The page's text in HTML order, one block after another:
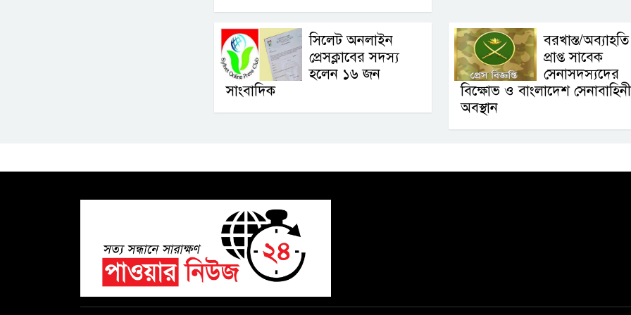
সিলেট অনলাইন
প্রেসক্লাবের সদস্য
হলেন ১৬ জন
সাংবাদিক
বরখাস্ত/অব্যাহতি
প্রাপ্ত সাবেক
সেনাসদস্যদের
বিক্ষোভ ও বাংলাদেশ
অবস্থান